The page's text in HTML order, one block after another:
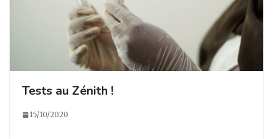
Tests au Zénith !
15/10/2020